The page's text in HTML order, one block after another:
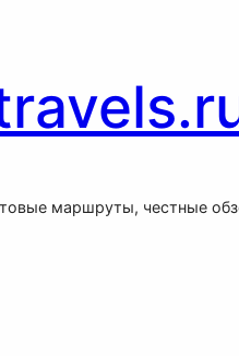
маршруты, честные